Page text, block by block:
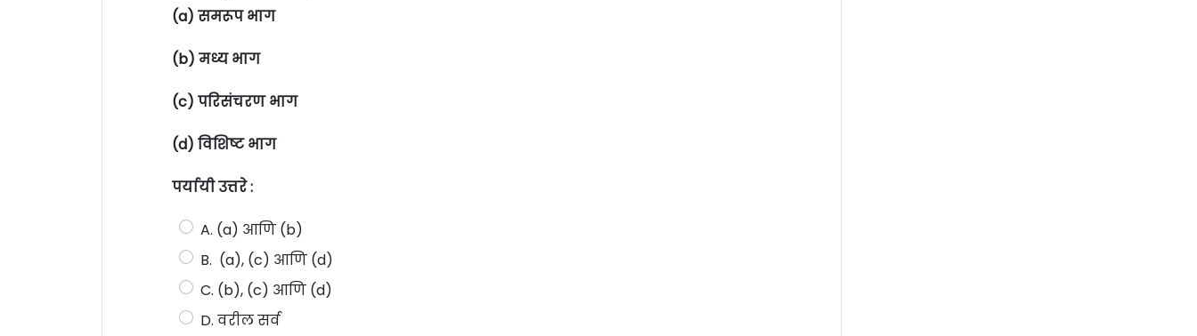
(a) समरूप भाग
(b) मध्य भाग
(c) परिसंचरण भाग
(d) विशिष्ट भाग
पर्यायी उत्तरे :
A. (a) आणि (b)
B. (a), (c) आणि (d)
C. (b), (c) आणि (d)
D. वरील सर्व